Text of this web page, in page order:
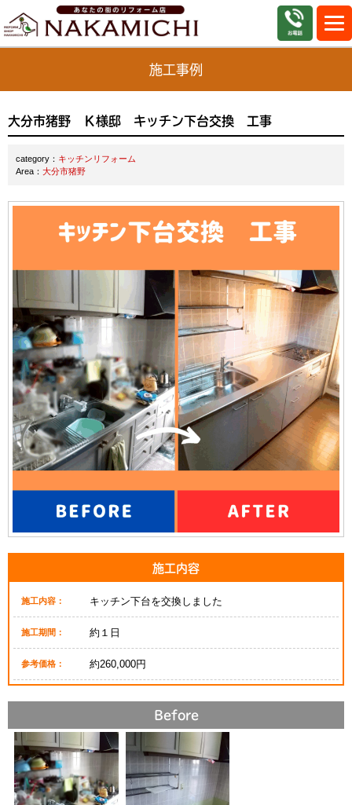
施工事例
大分市猪野 Ｋ様邸 キッチン下台交換 工事
category： キッチンリフォーム
Area： 大分市猪野
施工内容
施工内容： キッチン下台を交換しました
施工期間： 約１日
参考価格： 約260,000円
Before